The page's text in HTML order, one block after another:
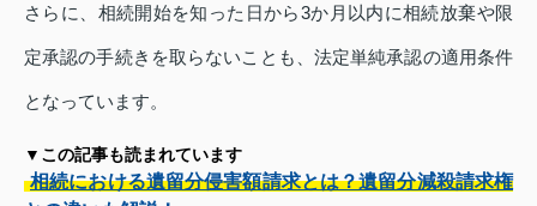
さらに、相続開始を知った日から3か月以内に相続放棄や限
定承認の手続きを取らないことも、法定単純承認の適用条件
となっています。
▼この記事も読まれています
相続における遺留分侵害額請求とは？遺留分減殺請求権